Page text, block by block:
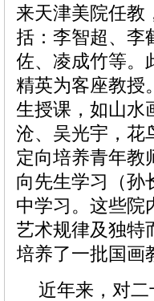
来天津美院任教
括：李智超、李
佐、凌成竹等。
精英为客座教授
生授课，如山水
沧、吴光宇，花
定向培养青年教
向先生学习（孙
中学习。这些院
艺术规律及独特
培养了一批国画
近年来，对